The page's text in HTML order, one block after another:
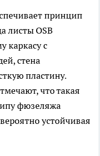
принцип
листы OSB
каркасу с
стена
пластину.
что такая
фюзеляжа
устойчивая